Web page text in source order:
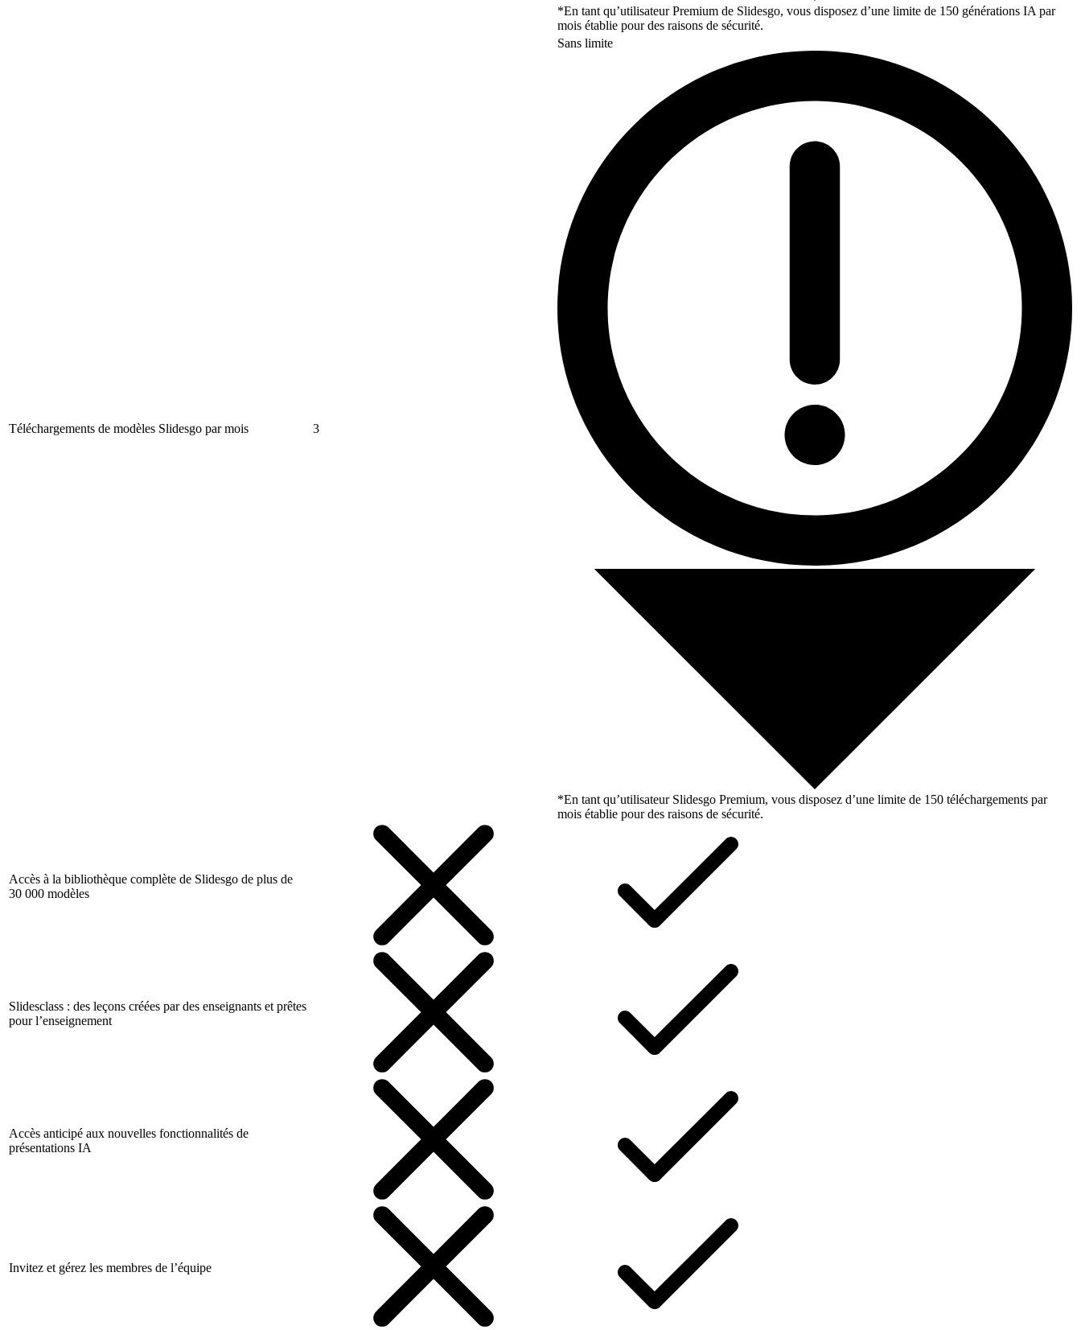
*En tant qu’utilisateur Premium de Slidesgo, vous disposez d’une limite de 150 générations IA par
mois établie pour des raisons de sécurité.
Téléchargements de modèles Slidesgo par mois 3
Sans limite
*En tant qu’utilisateur Slidesgo Premium, vous disposez d’une limite de 150 téléchargements par
mois établie pour des raisons de sécurité.
Accès à la bibliothèque complète de Slidesgo de plus de
30 000 modèles
Slidesclass : des leçons créées par des enseignants et prêtes
pour l’enseignement
Accès anticipé aux nouvelles fonctionnalités de
présentations IA
Invitez et gérez les membres de l’équipe